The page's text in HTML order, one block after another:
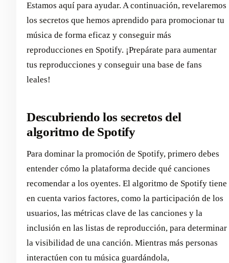
Estamos aquí para ayudar. A continuación, revelaremos
los secretos que hemos aprendido para promocionar tu
música de forma eficaz y conseguir más
reproducciones en Spotify. ¡Prepárate para aumentar
tus reproducciones y conseguir una base de fans
leales!
Descubriendo los secretos del
algoritmo de Spotify
Para dominar la promoción de Spotify, primero debes
entender cómo la plataforma decide qué canciones
recomendar a los oyentes. El algoritmo de Spotify tiene
en cuenta varios factores, como la participación de los
usuarios, las métricas clave de las canciones y la
inclusión en las listas de reproducción, para determinar
la visibilidad de una canción. Mientras más personas
interactúen con tu música guardándola,